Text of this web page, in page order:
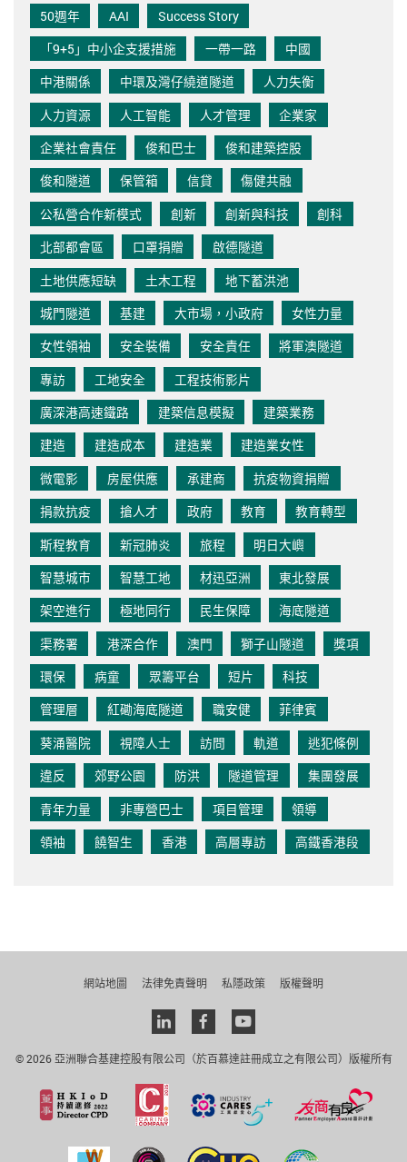
50週年 AAI
Success Story
「9+5」中小企支援措施
一帶一路
中國
中港關係
中環及灣仔繞道隧道
人力失衡
人力資源
人工智能 人才管理
企業家
企業社會責任
俊和巴士
俊和建築控股
俊和隧道
保管箱 信貸
傷健共融
公私營合作新模式
創新 創新與科技
創科
北部都會區
口罩捐贈
啟德隧道
土地供應短缺
土木工程
地下蓄洪池
城門隧道
基建 大市場，小政府
女性力量
女性領袖
安全裝備 安全責任
將軍澳隧道
專訪
工地安全
工程技術影片
廣深港高速鐵路
建築信息模擬
建築業務
建造
建造成本 建造業
建造業女性
微電影
房屋供應 承建商
抗疫物資捐贈
捐款抗疫
搶人才 政府 教育
教育轉型
斯程教育
新冠肺炎 旅程
明日大嶼
智慧城市
智慧工地 材迅亞洲
東北發展
架空進行
極地同行 民生保障
海底隧道
渠務署
港深合作 澳門 獅子山隧道
獎項
環保
病童 眾籌平台 短片
科技
管理層
紅磡海底隧道 職安健
菲律賓
葵涌醫院
視障人士 訪問 軌道
逃犯條例
違反
郊野公園 防洪 隧道管理
集團發展
青年力量
非專營巴士 項目管理
領導
領袖
饒智生 香港 高層專訪 高鐵香港段
網站地圖 法律免責聲明 私隱政策 版權聲明
Linkedinfacebookyoutube
© 2026 亞洲聯合基建控股有限公司（於百慕達註冊成立之有限公司）版權所有